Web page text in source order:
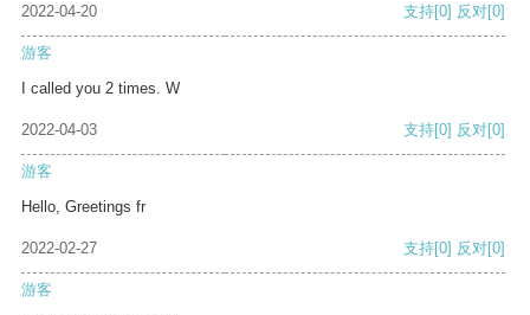
2022-04-20 支持[0] 反对[0]
游客
I called you 2 times. W
2022-04-03 支持[0] 反对[0]
游客
Hello, Greetings fr
2022-02-27 支持[0] 反对[0]
游客